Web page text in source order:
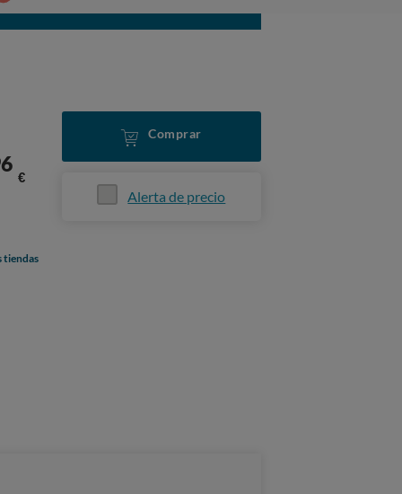
€
Comprar
Alerta de precio
tiendas